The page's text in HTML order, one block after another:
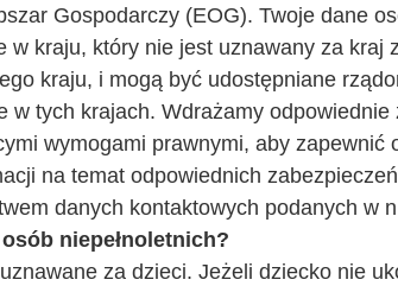
Gospodarczy (EOG). Twoje dane
kraju, który nie jest uznawany za kraj
kraju, i mogą być udostępniane
w tych krajach. Wdrażamy
wymogami prawnymi, aby zapewnić
na temat odpowiednich
danych kontaktowych podanych w
niepełnoletnich?
za dzieci. Jeżeli dziecko nie